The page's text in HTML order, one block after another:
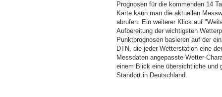
Prognosen für die kommenden 14
Karte kann man die aktuellen
abrufen. Ein weiterer Klick auf
Aufbereitung der wichtigsten
Punktprognosen basieren auf der
DTN, die jeder Wetterstation eine
Messdaten angepasste Wetter-
einem Blick eine übersichtliche und
Standort in Deutschland.